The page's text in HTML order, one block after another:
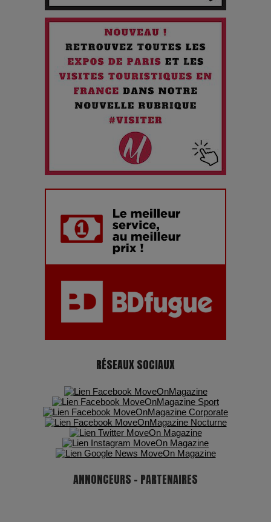
Chien 51 - Quand l’IA prend le pouvoir : une plongée dans un
futur troublant
Maïra Kerey, la “voix d’or du Kazakhstan”, célèbre ses 30
ans de carrière à la Salle Gaveau
Les dessous de la fast fashion : un désastre écologique en
7 Techniques Secrètes des Photographes de Stars
Adieu Jean-Pat : rire au bord du précipice
Pharaonic Festival 2025 : 10 ans d’électro sous les
montagnes, une fête à ne pas manquer
RÉSEAUX SOCIAUX
ANNONCEURS - PARTENAIRES